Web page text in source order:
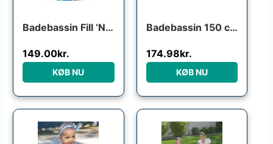
Badebassin Fill ‘N Fun ”Odyssé” 183×38
149.00kr.
KØB NU
Badebassin 150 cm Alfie – Cool Summer
174.98kr.
KØB NU